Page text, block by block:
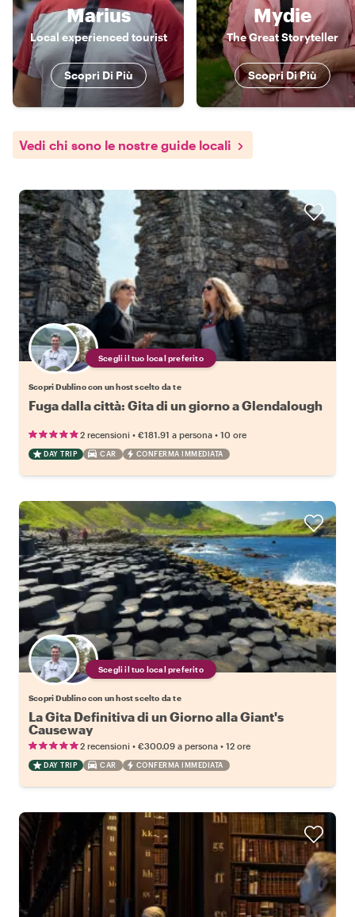
Marius
Local experienced tourist
Scopri Di Più
Mydie
The Great Storyteller
Scopri Di Più
Vedi chi sono le nostre guide locali
Scegli il tuo local preferito
Scopri Dublino con un host scelto da te
Fuga dalla città: Gita di un giorno a Glendalough
2 recensioni • €181.91 a persona • 10 ore
DAY TRIP CAR CONFERMA IMMEDIATA
Scegli il tuo local preferito
Scopri Dublino con un host scelto da te
La Gita Definitiva di un Giorno alla Giant's
Causeway
2 recensioni • €300.09 a persona • 12 ore
DAY TRIP CAR CONFERMA IMMEDIATA